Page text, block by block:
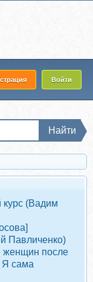
Войти
Найти
курс (Вадим
Павличенко)
женщин после
Я сама